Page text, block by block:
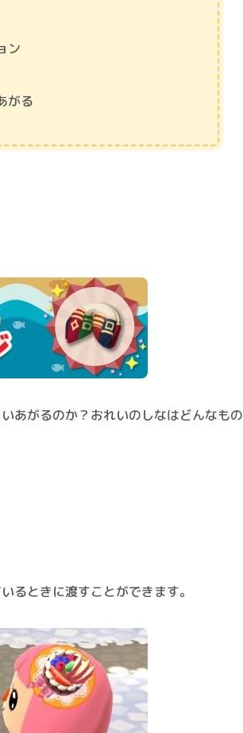
ン
がる
あがるのか？おれいのしなはどんなもの
るときに渡すことができます。